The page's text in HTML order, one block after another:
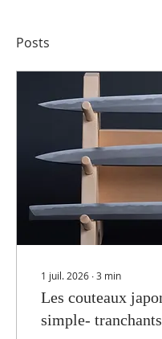
Posts
1 juil. 2026 ∙3 min
Les couteaux
simple-